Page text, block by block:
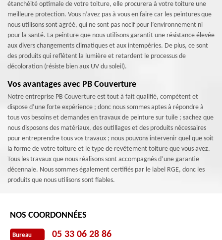
étanchéité optimale de votre toiture, elle procurera à votre toiture une
meilleure protection. Vous n’avez pas à vous en faire car les peintures que
nous utilisons sont agréé, qui ne sont pas nocif pour l’environnement ni
pour la santé. La peinture que nous utilisons garantit une résistance élevée
aux divers changements climatiques et aux intempéries. De plus, ce sont
des produits qui reflètent la lumière et retardent le processus de
décoloration (résiste bien aux UV du soleil).
Vos avantages avec PB Couverture
Notre entreprise PB Couverture est tout à fait qualifié, compétent et
dispose d’une forte expérience ; donc nous sommes aptes à répondre à
tous vos besoins et demandes en travaux de peinture sur tuile ; sachez que
nous disposons des matériaux, des outillages et des produits nécessaires
pour entreprendre tous vos travaux ; nous pouvons intervenir quel que soit
la forme de votre toiture et le type de revêtement toiture que vous avez.
Tous les travaux que nous réalisons sont accompagnés d’une garantie
décennale. Nous sommes également certifiés par le label RGE, donc les
produits que nous utilisons sont fiables.
NOS COORDONNÉES
Bureau 05 33 06 28 86